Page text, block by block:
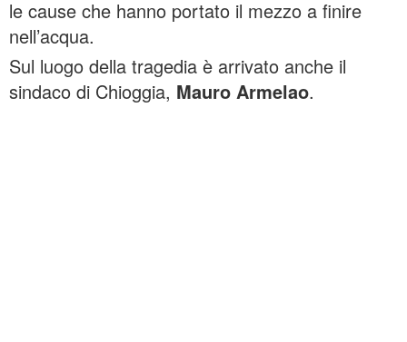
le cause che hanno portato il mezzo a finire
nell’acqua.
Sul luogo della tragedia è arrivato anche il
sindaco di Chioggia, Mauro Armelao.